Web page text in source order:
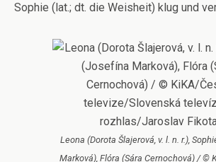
Sophie (lat.; dt. die Weisheit) klug und
Leona (Dorota Šlajerová, v. l. n. r.),
Marková), Flóra (Sára Cernochová) / ©